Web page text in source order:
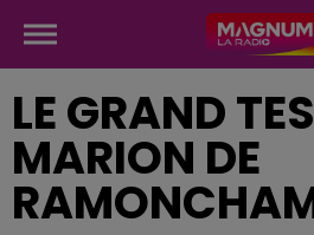
LE GRAND
MARION DE